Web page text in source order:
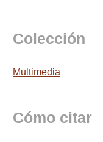
Colección
Multimedia
Cómo citar